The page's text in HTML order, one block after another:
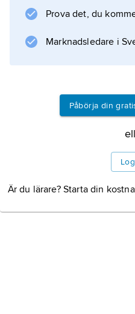
på 1950- och 60-talen.
regler om bl.a.
Information
Prova det, du
Marknadsledare i
Påbörja din
Är du lärare? Starta din